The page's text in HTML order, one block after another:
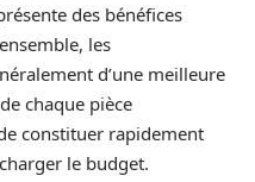
des bénéfices
les
d’une meilleure
chaque pièce
constituer rapidement
le budget.